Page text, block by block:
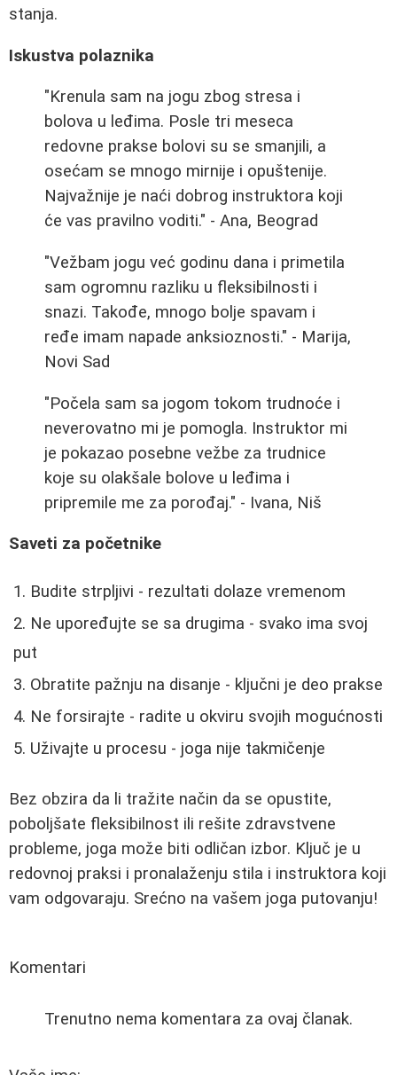
stanja.
Iskustva polaznika
"Krenula sam na jogu zbog stresa i
bolova u leđima. Posle tri meseca
redovne prakse bolovi su se smanjili, a
osećam se mnogo mirnije i opuštenije.
Najvažnije je naći dobrog instruktora koji
će vas pravilno voditi." - Ana, Beograd
"Vežbam jogu već godinu dana i primetila
sam ogromnu razliku u fleksibilnosti i
snazi. Takođe, mnogo bolje spavam i
ređe imam napade anksioznosti." - Marija,
Novi Sad
"Počela sam sa jogom tokom trudnoće i
neverovatno mi je pomogla. Instruktor mi
je pokazao posebne vežbe za trudnice
koje su olakšale bolove u leđima i
pripremile me za porođaj." - Ivana, Niš
Saveti za početnike
Budite strpljivi - rezultati dolaze vremenom
Ne upoređujte se sa drugima - svako ima svoj
put
Obratite pažnju na disanje - ključni je deo prakse
Ne forsirajte - radite u okviru svojih mogućnosti
Uživajte u procesu - joga nije takmičenje
Bez obzira da li tražite način da se opustite,
poboljšate fleksibilnost ili rešite zdravstvene
probleme, joga može biti odličan izbor. Ključ je u
redovnoj praksi i pronalaženju stila i instruktora koji
vam odgovaraju. Srećno na vašem joga putovanju!
Komentari
Trenutno nema komentara za ovaj članak.